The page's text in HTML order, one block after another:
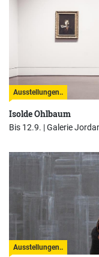
Ausstellungen..
Isolde Ohlbaum
Bis 12.9. |Galerie
Ausstellungen..